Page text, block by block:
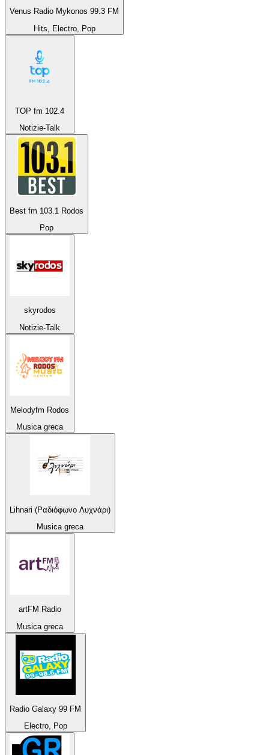
Venus Radio Mykonos 99.3 FM
Hits, Electro, Pop
TOP fm 102.4
Notizie-Talk
Best fm 103.1 Rodos
Pop
skyrodos
Notizie-Talk
Melodyfm Rodos
Musica greca
Lihnari (Ραδιόφωνο Λυχνάρι)
Musica greca
artFM Radio
Musica greca
Radio Galaxy 99 FM
Electro, Pop